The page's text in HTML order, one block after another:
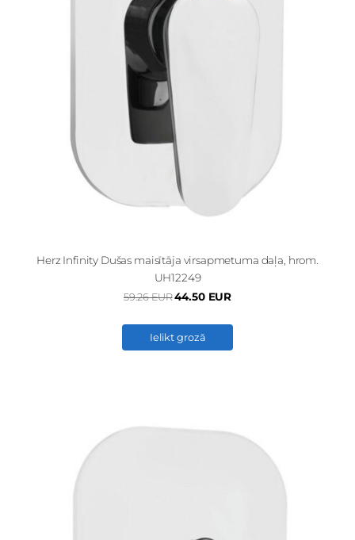
Herz Infinity Dušas maisītāja virsapmetuma daļa, hrom.
UH12249
59.26 EUR44.50 EUR
Ielikt grozā